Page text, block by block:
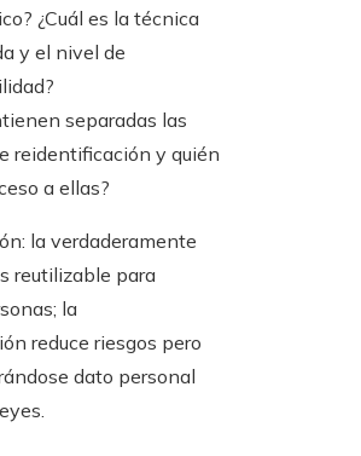
¿Cuál es la técnica
y el nivel de
separadas las
reidentificación y quién
a ellas?
la verdaderamente
reutilizable para
la
reduce riesgos pero
dato personal